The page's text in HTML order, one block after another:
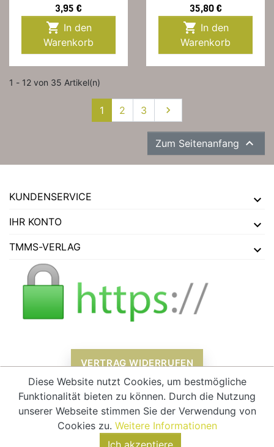
Preis
3,95 €

Warenkorb
Preis
35,80 €

Warenkorb
1 - 12 von 35 Artikel(n)
1 2 3 Weiter

Zum Seitenanfang 
KUNDENSERVICE
IHR KONTO
TMMS-VERLAG
VERTRAG WIDERRUFEN
Alle Preise verstehen sich inklusive Mehrwertsteuer und zzgl.
Versandkosten
Diese Website nutzt Cookies, um bestmögliche
Funktionalität bieten zu können. Durch die Nutzung
unserer Webseite stimmen Sie der Verwendung von
Cookies zu. Weitere Informationen
Ich akzeptiere